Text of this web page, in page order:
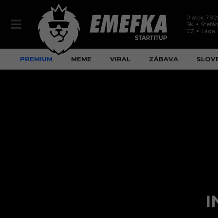
Piatok
SK
CZ
Lada
PREMIUM MEME VIRAL ZÁBAVA